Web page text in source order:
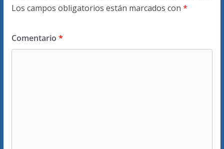
Los campos obligatorios están marcados con *
Comentario *